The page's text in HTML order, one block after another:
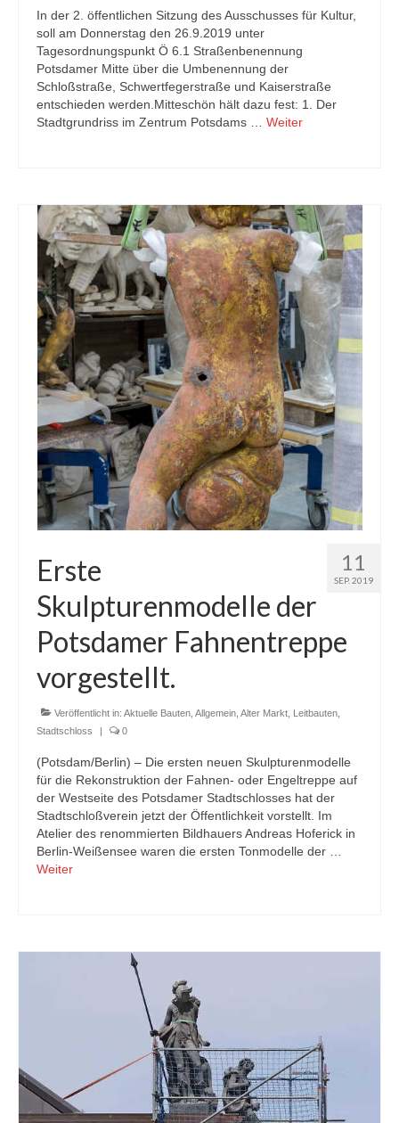
In der 2. öffentlichen Sitzung des Ausschusses für Kultur,
soll am Donnerstag den 26.9.2019 unter
Tagesordnungspunkt Ö 6.1 Straßenbenennung
Potsdamer Mitte über die Umbenennung der
Schloßstraße, Schwertfegerstraße und Kaiserstraße
entschieden werden.Mitteschön hält dazu fest: 1. Der
Stadtgrundriss im Zentrum Potsdams … Weiter
11
SEP. 2019
Erste
Skulpturenmodelle der
Potsdamer Fahnentreppe
vorgestellt.
Veröffentlicht in: Aktuelle Bauten Allgemein Alter Markt Leitbauten
Stadtschloss
| 0
(Potsdam/Berlin) – Die ersten neuen Skulpturenmodelle
für die Rekonstruktion der Fahnen- oder Engeltreppe auf
der Westseite des Potsdamer Stadtschlosses hat der
Stadtschloßverein jetzt der Öffentlichkeit vorstellt. Im
Atelier des renommierten Bildhauers Andreas Hoferick in
Berlin-Weißensee waren die ersten Tonmodelle der …
Weiter